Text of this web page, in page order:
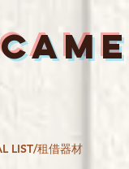
LIST/租借器材